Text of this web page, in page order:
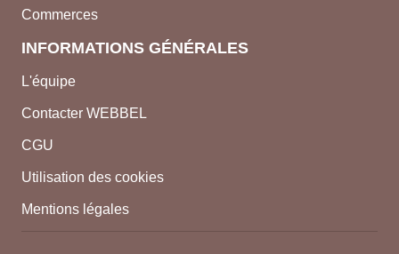
Commerces
INFORMATIONS GÉNÉRALES
L'équipe
Contacter WEBBEL
CGU
Utilisation des cookies
Mentions légales